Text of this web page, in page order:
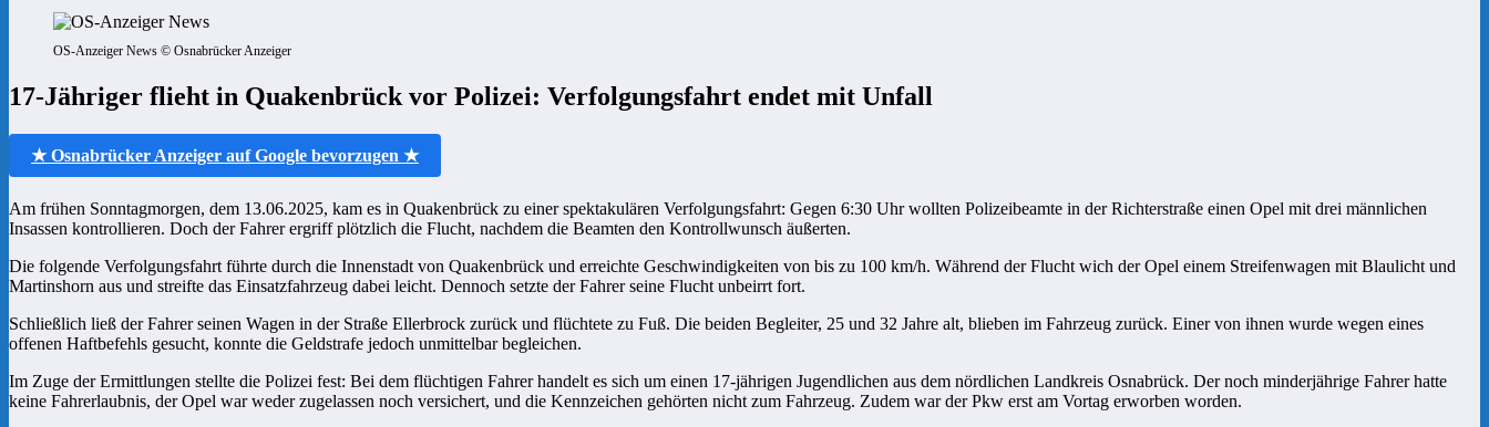
OS-Anzeiger News © Osnabrücker Anzeiger
17-Jähriger flieht in Quakenbrück vor Polizei: Verfolgungsfahrt endet mit Unfall
★ Osnabrücker Anzeiger auf Google bevorzugen ★
Am frühen Sonntagmorgen, dem 13.06.2025, kam es in Quakenbrück zu einer spektakulären Verfolgungsfahrt: Gegen 6:30 Uhr wollten Polizeibeamte in der Richterstraße einen Opel mit drei männlichen
Insassen kontrollieren. Doch der Fahrer ergriff plötzlich die Flucht, nachdem die Beamten den Kontrollwunsch äußerten.
Die folgende Verfolgungsfahrt führte durch die Innenstadt von Quakenbrück und erreichte Geschwindigkeiten von bis zu 100 km/h. Während der Flucht wich der Opel einem Streifenwagen mit Blaulicht und
Martinshorn aus und streifte das Einsatzfahrzeug dabei leicht. Dennoch setzte der Fahrer seine Flucht unbeirrt fort.
Schließlich ließ der Fahrer seinen Wagen in der Straße Ellerbrock zurück und flüchtete zu Fuß. Die beiden Begleiter, 25 und 32 Jahre alt, blieben im Fahrzeug zurück. Einer von ihnen wurde wegen eines
offenen Haftbefehls gesucht, konnte die Geldstrafe jedoch unmittelbar begleichen.
Im Zuge der Ermittlungen stellte die Polizei fest: Bei dem flüchtigen Fahrer handelt es sich um einen 17-jährigen Jugendlichen aus dem nördlichen Landkreis Osnabrück. Der noch minderjährige Fahrer hatte
keine Fahrerlaubnis, der Opel war weder zugelassen noch versichert, und die Kennzeichen gehörten nicht zum Fahrzeug. Zudem war der Pkw erst am Vortag erworben worden.